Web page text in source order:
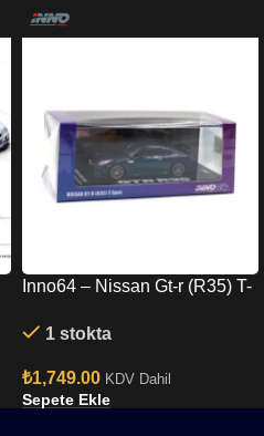
Inno64 – Nissan Gt-r (R35) T-
r35ts-mp
1 stokta
₺1,749.00 KDV Dahil
Sepete Ekle